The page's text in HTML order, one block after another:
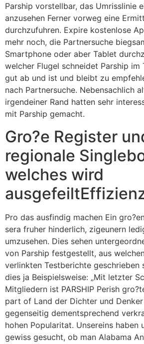
Parship vorstellbar, das Umrisslinie
anzusehen Ferner vorweg eine
durchzufuhren. Expire kostenlose
mehr noch, die Partnersuche
Smartphone oder aber Tablet
welcher Flugel schneidet Parship im
gut ab und ist und bleibt zu
nach Partnersuche. Nebensachlich
irgendeiner Rand hatten sehr
mit Parship gemacht.
Gro?e Register
regionale
welches wird
Pro das ausfindig machen Ein
sera fruher hinderlich, zigeunern
umzusehen. Dies sehen
von Parship festgestellt, aus
verlinkten Testberichte geschrieben
dies ja Beispielsweise: „Mit letzter
Mitgliedern ist PARSHIP Perish
part of Land der Dichter und
gegenseitig dementsprechend
hohen Popularitat. Unsereins haben
gewiss gesucht, ob man Alabama